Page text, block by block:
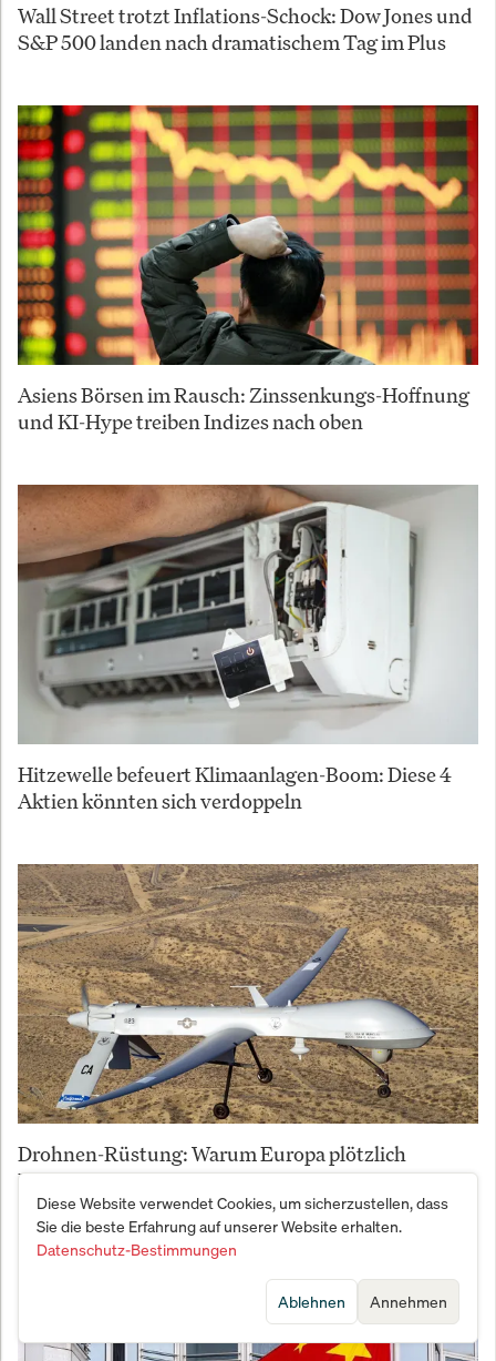
Wall Street trotzt Inflations-Schock: Dow Jones und
S&P 500 landen nach dramatischem Tag im Plus
Asiens Börsen im Rausch: Zinssenkungs-Hoffnung
und KI-Hype treiben Indizes nach oben
Hitzewelle befeuert Klimaanlagen-Boom: Diese 4
Aktien könnten sich verdoppeln
Drohnen-Rüstung: Warum Europa plötzlich
Milliarden in autonome Systeme pumpt
Diese Website verwendet Cookies, um sicherzustellen, dass
Sie die beste Erfahrung auf unserer Website erhalten.
Datenschutz-Bestimmungen
Annehmen
Ablehnen